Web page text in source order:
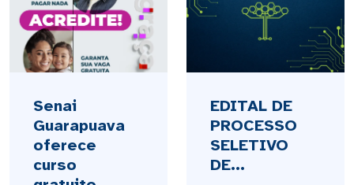
Senai
Guarapuava
oferece
curso
EDITAL DE
PROCESSO
SELETIVO
DE...